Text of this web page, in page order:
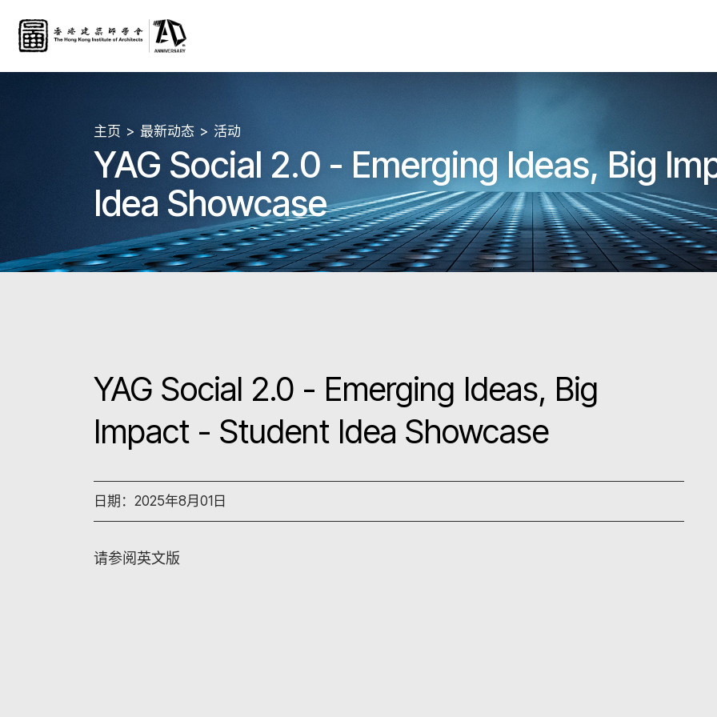
主页 最新动态 活动
YAG Social 2.0 - Emerging Ideas, Big
Idea Showcase
YAG Social 2.0 - Emerging Ideas, Big
Impact - Student Idea Showcase
日期：2025年8月01日
请参阅英文版